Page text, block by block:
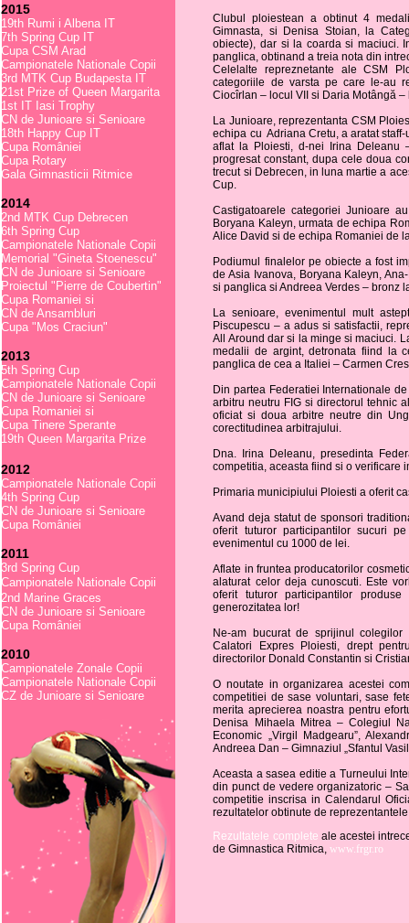
2015
19th Rumi i Albena IT
7th Spring Cup IT
Cupa CSM Arad
Campionatele Nationale Copii
3rd MTK Cup Budapesta IT
21st Prize of Queen Margarita
1st IT Iasi Trophy
CN de Junioare si Senioare
18th Happy Cup IT
Cupa României
Cupa Rotary
Gala Gimnasticii Ritmice
2014
2nd MTK Cup Debrecen
6th Spring Cup
Campionatele Nationale Copii
Memorial "Gineta Stoenescu"
CN de Junioare si Senioare
Proiectul "Pierre de Coubertin"
Cupa Romaniei si
CN de Ansambluri
Cupa "Mos Craciun"
2013
5th Spring Cup
Campionatele Nationale Copii
CN de Junioare si Senioare
Cupa Romaniei si
Cupa Tinere Sperante
19th Queen Margarita Prize
2012
Campionatele Nationale Copii
4th Spring Cup
CN de Junioare si Senioare
Cupa României
2011
3rd Spring Cup
Campionatele Nationale Copii
2nd Marine Graces
CN de Junioare si Senioare
Cupa României
2010
Campionatele Zonale Copii
Campionatele Nationale Copii
CZ de Junioare si Senioare
Clubul ploiestean a obtinut 4
Gimnasta, si Denisa Stoian, la
obiecte), dar si la coarda si maciuci.
panglica, obtinand a treia nota din
Celelalte repreznetante ale CSM
categoriile de varsta pe care le-au
Ciocîrlan – locul VII si Daria Motângă
La Junioare, reprezentanta CSM
echipa cu Adriana Cretu, a aratat
aflat la Ploiesti, d-nei Irina Deleanu
progresat constant, dupa cele doua
trecut si Debrecen, in luna martie a
Cup.
Castigatoarele categoriei Junioare
Boryana Kaleyn, urmata de echipa
Alice David si de echipa Romaniei de
Podiumul finalelor pe obiecte a fost
de Asia Ivanova, Boryana Kaleyn,
si panglica si Andreea Verdes – bronz
La senioare, evenimentul mult
Piscupescu – a adus si satisfactii,
All Around dar si la minge si maciuci.
medalii de argint, detronata fiind la
panglica de cea a Italiei – Carmen
Din partea Federatiei Internationale
arbitru neutru FIG si directorul tehnic
oficiat si doua arbitre neutre din
corectitudinea arbitrajului.
Dna. Irina Deleanu, presedinta
competitia, aceasta fiind si o verificare
Primaria municipiului Ploiesti a oferit
Avand deja statut de sponsori
oferit tuturor participantilor sucuri
evenimentul cu 1000 de lei.
Aflate in fruntea producatorilor
alaturat celor deja cunoscuti. Este
oferit tuturor participantilor
generozitatea lor!
Ne-am bucurat de sprijinul
Calatori Expres Ploiesti, drept
directorilor Donald Constantin si
O noutate in organizarea acestei
competitiei de sase voluntari, sase
merita aprecierea noastra pentru
Denisa Mihaela Mitrea – Colegiul
Economic „Virgil Madgearu”,
Andreea Dan – Gimnaziul „Sfantul
Aceasta a sasea editie a Turneului
din punct de vedere organizatoric –
competitie inscrisa in Calendarul
rezultatelor obtinute de
Rezultatele complete ale acestei
de Gimnastica Ritmica,www.frgr.ro